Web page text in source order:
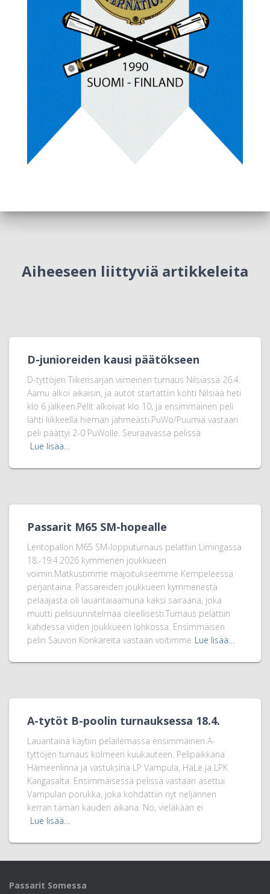
Aiheeseen liittyviä artikkeleita
D-junioreiden kausi päätökseen
D-tyttöjen Tiikerisarjan viimeinen turnaus Nilsiässä 26.4.
Aamu alkoi aikaisin, ja autot startattiin kohti Nilsiää heti
klo 6 jälkeen.Pelit alkoivat klo 10, ja ensimmäinen peli
lähti liikkeellä hieman jähmeästi.PuWo/Puumia vastaan
peli päättyi 2-0 PuWolle. Seuraavassa pelissä
Lue lisää…
Passarit M65 SM-hopealle
Lentopallon M65 SM-lopputurnaus pelattiin Limingassa
18.-19.4.2026 kymmenen joukkueen
voimin.Matkustimme majoitukseemme Kempeleessä
perjantaina. Passareiden joukkueen kymmenestä
pelaajasta oli lauantaiaamuna kaksi sairaana, joka
muutti pelisuunnitelmaa oleellisesti.Turnaus pelattiin
kahdessa viiden joukkueen lohkossa. Ensimmäisen
pelin Sauvon Konkareita vastaan voitimme Lue lisää…
A-tytöt B-poolin turnauksessa 18.4.
Lauantaina käytiin pelailemassa ensimmäinen A-
tyttöjen turnaus kolmeen kuukauteen. Pelipaikkana
Hämeenlinna ja vastuksina LP Vampula, HäLe ja LPK
Kangasalta. Ensimmäisessä pelissä vastaan asettui
Vampulan porukka, joka kohdattiin nyt neljännen
kerran tämän kauden aikana. No, vieläkään ei
Lue lisää…
Passarit Somessa